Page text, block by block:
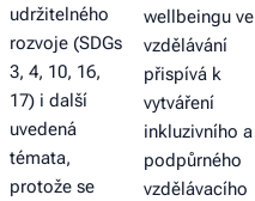
udržitelného
rozvoje (SDGs
3, 4, 10, 16,
17) i další
uvedená
témata,
protože se
wellbeingu ve
vzdělávání
přispívá k
vytváření
inkluzivního a
podpůrného
vzdělávacího